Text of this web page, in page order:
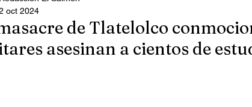
de Tlatelolco
asesinan a cientos de
oct 2024